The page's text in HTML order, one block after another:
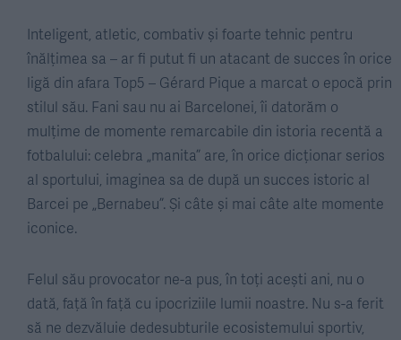
Inteligent, atletic, combativ și foarte tehnic pentru
înălțimea sa – ar fi putut fi un atacant de succes în orice
ligă din afara Top5 – Gérard Pique a marcat o epocă prin
stilul său. Fani sau nu ai Barcelonei, îi datorăm o
mulțime de momente remarcabile din istoria recentă a
fotbalului: celebra „manita” are, în orice dicționar serios
al sportului, imaginea sa de după un succes istoric al
Barcei pe „Bernabeu”. Și câte și mai câte alte momente
iconice.
Felul său provocator ne-a pus, în toți acești ani, nu o
dată, față în față cu ipocriziile lumii noastre. Nu s-a ferit
să ne dezvăluie dedesubturile ecosistemului sportiv,